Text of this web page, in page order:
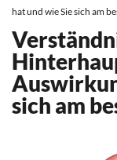
hat und wie Sie sich am
sich am